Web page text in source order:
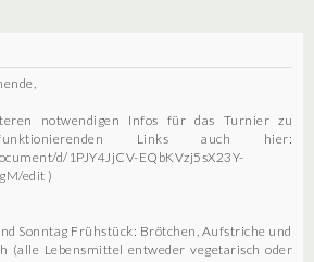
notwendigen Infos für das Turnier zu
Links auch hier:
d/1PJY4JjCV-EQbKVzj5sX23Y-
edit )
Sonntag Frühstück: Brötchen, Aufstriche und
(alle Lebensmittel entweder vegetarisch oder